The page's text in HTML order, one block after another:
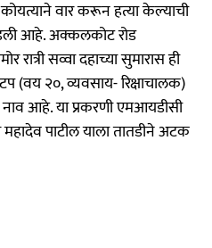
कोयत्याने वार करून हत्या केल्याची
आहे. अक्कलकोट रोड
सव्वा दहाच्या सुमारास ही
(वय २०, व्यवसाय- रिक्षाचालक)
आहे. या प्रकरणी एमआयडीसी
महादेव पाटील याला तातडीने अटक